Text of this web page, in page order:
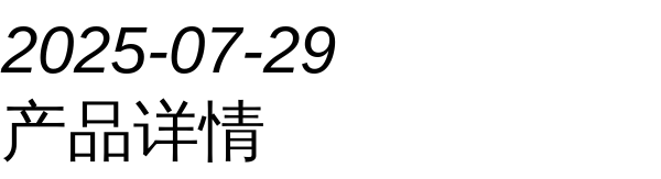
2025-07-29
产品详情